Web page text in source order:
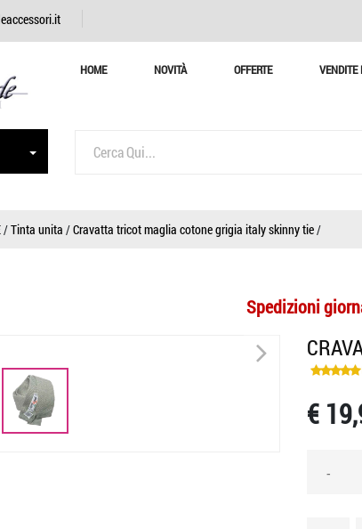
HOME NOVITÀ OFFERTE VENDITE
/Tinta unita /Cravatta tricot maglia cotone grigia italy skinny tie/
Spedizioni
>
€
-